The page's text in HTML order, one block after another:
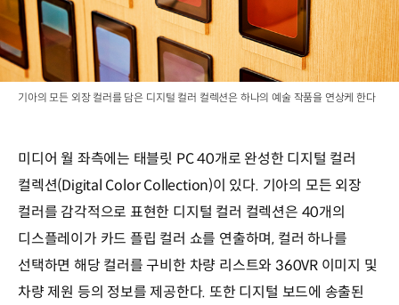
기아의 모든 외장 컬러를 담은 디지털 컬러 컬렉션은 하나의 예술 작품을 연상케 한다
미디어 월 좌측에는 태블릿 PC 40개로 완성한 디지털 컬러
컬렉션(Digital Color Collection)이 있다. 기아의 모든 외장
컬러를 감각적으로 표현한 디지털 컬러 컬렉션은 40개의
디스플레이가 카드 플립 컬러 쇼를 연출하며, 컬러 하나를
선택하면 해당 컬러를 구비한 차량 리스트와 360VR 이미지 및
차량 제원 등의 정보를 제공한다. 또한 디지털 보드에 송출된